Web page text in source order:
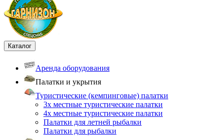
Каталог
Аренда оборудования
Палатки и укрытия
Туристические (кемпинговые) палатки
3х местные туристические палатки
4х местные туристические палатки
Палатки для летней рыбалки
Палатки для рыбалки